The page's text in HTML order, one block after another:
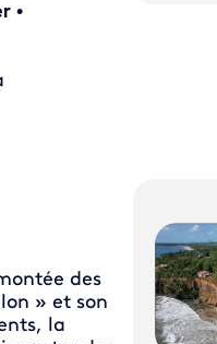
•
des
» et son
la